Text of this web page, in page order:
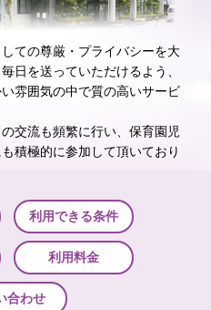
ての尊厳・プライバシーを大
日を送っていただけるよう、
雰囲気の中で質の高いサービ
交流も頻繁に行い、保育園児
積極的に参加して頂いており
利用できる条件
利用料金
合わせ